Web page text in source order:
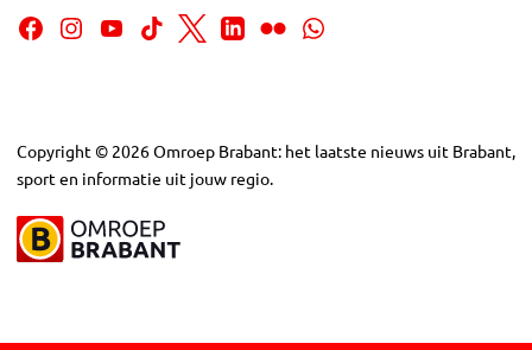
Copyright © 2026Omroep Brabant: het laatste nieuws uit Brabant,
sport en informatie uit jouw regio.